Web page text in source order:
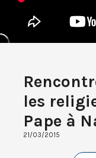
les
Pape à
21/03/2015